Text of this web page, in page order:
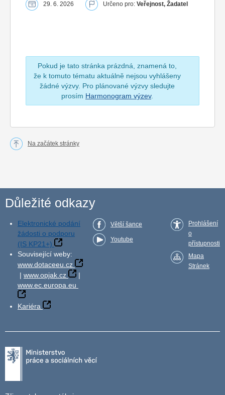
29. 6. 2026 Určeno pro: Veřejnost, Žadatel
Pokud je tato stránka prázdná, znamená to,
že k tomuto tématu aktuálně nejsou vyhlášeny
žádné výzvy. Pro plánované výzvy sledujte
prosím Harmonogram výzev.
Na začátek stránky
Důležité odkazy
Elektronické podání
žádosti o podporu
(IS KP21+)
Související weby:
www.dotaceeu.cz
| www.opjak.cz
|
www.ec.europa.eu
Kariéra
Větší šance
Youtube
Prohlášení
o
přístupnosti
Mapa
Stránek